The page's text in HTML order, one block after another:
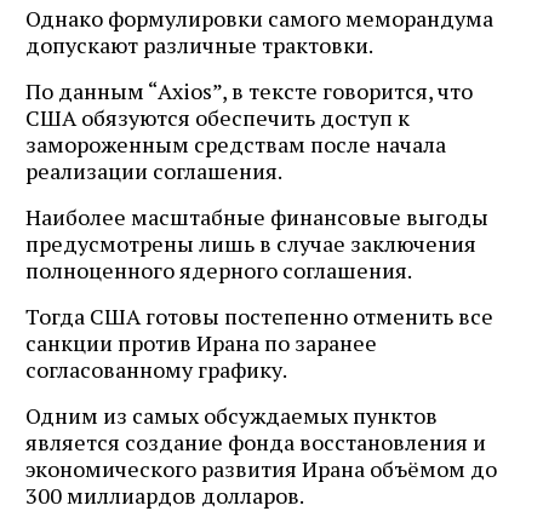
Однако формулировки самого меморандума
допускают различные трактовки.
По данным “Axios”, в тексте говорится, что
США обязуются обеспечить доступ к
замороженным средствам после начала
реализации соглашения.
Наиболее масштабные финансовые выгоды
предусмотрены лишь в случае заключения
полноценного ядерного соглашения.
Тогда США готовы постепенно отменить все
санкции против Ирана по заранее
согласованному графику.
Одним из самых обсуждаемых пунктов
является создание фонда восстановления и
экономического развития Ирана объёмом до
300 миллиардов долларов.